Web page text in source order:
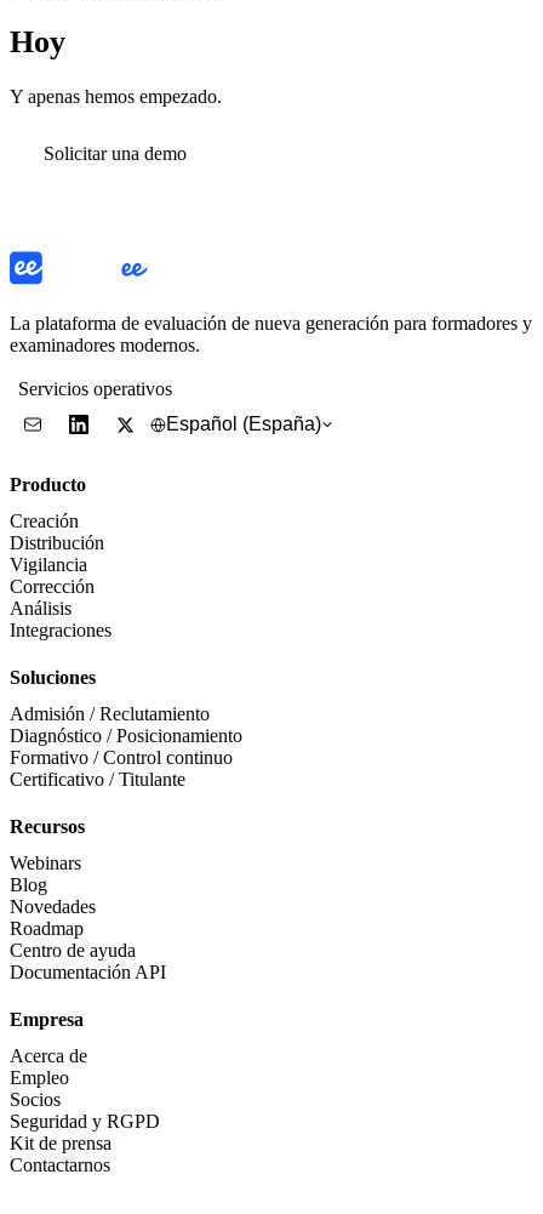
Hoy
Y apenas hemos empezado.
Solicitar una demo
La plataforma de evaluación de nueva generación para formadores y
examinadores modernos.
Servicios operativos
Español (España)
Producto
Creación
Distribución
Vigilancia
Corrección
Análisis
Integraciones
Soluciones
Admisión / Reclutamiento
Diagnóstico / Posicionamiento
Formativo / Control continuo
Certificativo / Titulante
Recursos
Webinars
Blog
Novedades
Roadmap
Centro de ayuda
Documentación API
Empresa
Acerca de
Empleo
Socios
Seguridad y RGPD
Kit de prensa
Contactarnos